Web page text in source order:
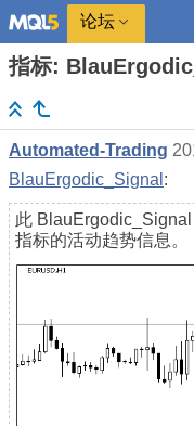
论坛
指标:
Automated-Trading
BlauErgodic_Signal :
此
指标的活动趋势信息。